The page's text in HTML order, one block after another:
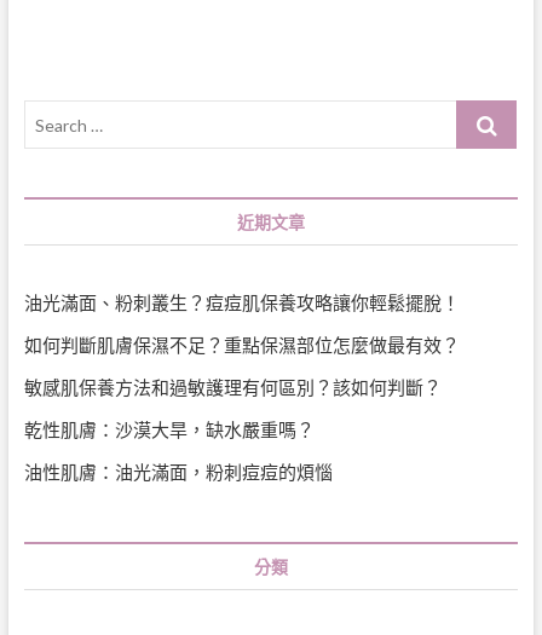
Search
近期文章
油光滿面、粉刺叢生？痘痘肌保養攻略讓你輕鬆擺脫！
如何判斷肌膚保濕不足？重點保濕部位怎麼做最有效？
敏感肌保養方法和過敏護理有何區別？該如何判斷？
乾性肌膚：沙漠大旱，缺水嚴重嗎？
油性肌膚：油光滿面，粉刺痘痘的煩惱
分類